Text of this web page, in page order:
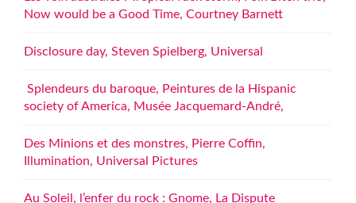
Now would be a Good Time, Courtney Barnett
Disclosure day, Steven Spielberg, Universal
Splendeurs du baroque, Peintures de la Hispanic
society of America, Musée Jacquemard-André,
Des Minions et des monstres, Pierre Coffin,
Illumination, Universal Pictures
Au Soleil, l’enfer du rock : Gnome, La Dispute